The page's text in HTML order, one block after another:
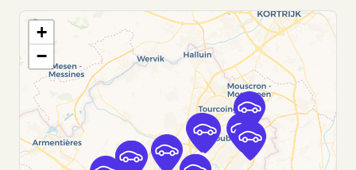
120 BOULEVARD DE L'OUEST
VILLENEUVE D'ASCQ CEDEX, FR-59, 59650
Voir l'agence
Free2move Rent - S&You - VILLENEUVE
D'ASCQ CEDEX (P)
4.1
+
−